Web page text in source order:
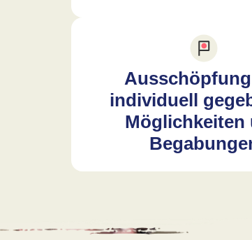
individuell
Möglichkeiten